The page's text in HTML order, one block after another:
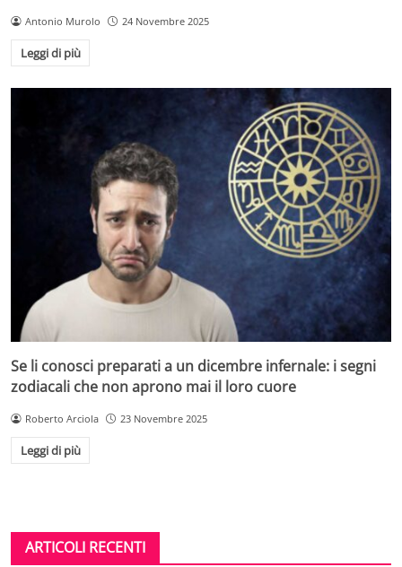
Antonio Murolo 24 Novembre 2025
Leggi di più
Se li conosci preparati a un dicembre infernale: i segni
zodiacali che non aprono mai il loro cuore
Roberto Arciola 23 Novembre 2025
Leggi di più
ARTICOLI RECENTI